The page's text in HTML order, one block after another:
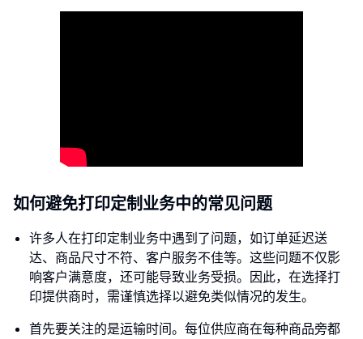
如何避免打印定制业务中的常见问题
许多人在打印定制业务中遇到了问题，如订单延迟送
达、商品尺寸不符、客户服务不佳等。这些问题不仅影
响客户满意度，还可能导致业务受损。因此，在选择打
印提供商时，需谨慎选择以避免类似情况的发生。
首先要关注的是运输时间。每位供应商在每种商品旁都